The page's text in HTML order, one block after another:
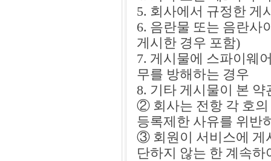
5. 회사에서 규정한 게
6. 음란물 또는 음란사
게시한 경우 포함)
7. 게시물에 스파이웨
무를 방해하는 경우
8. 기타 게시물이 본
② 회사는 전항 각 호의
등록제한 사유를 위반
③ 회원이 서비스에 게
단하지 않는 한 계속